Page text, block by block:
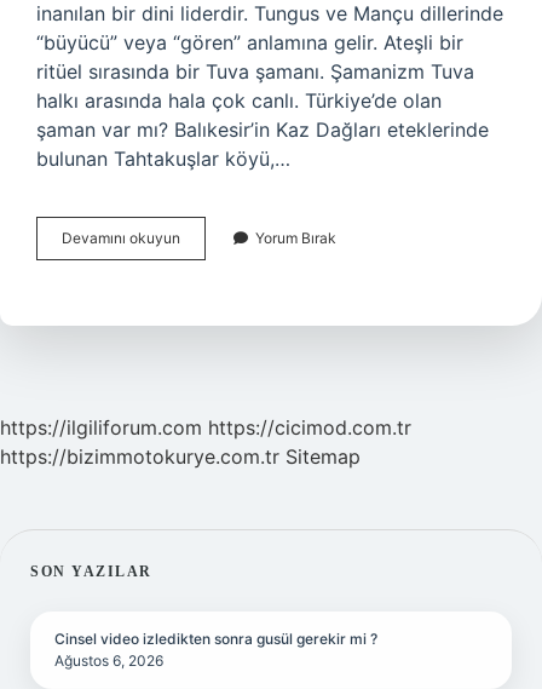
inanılan bir dini liderdir. Tungus ve Mançu dillerinde
“büyücü” veya “gören” anlamına gelir. Ateşli bir
ritüel sırasında bir Tuva şamanı. Şamanizm Tuva
halkı arasında hala çok canlı. Türkiye’de olan
şaman var mı? Balıkesir’in Kaz Dağları eteklerinde
bulunan Tahtakuşlar köyü,…
Devamını okuyun
Olup
Anlaşılır
Yorum Bırak
https://ilgiliforum.com https://cicimod.com.tr
https://bizimmotokurye.com.tr Sitemap
SIDEBAR
SON YAZILAR
Cinsel video izledikten sonra gusül gerekir mi ?
Ağustos 6, 2026